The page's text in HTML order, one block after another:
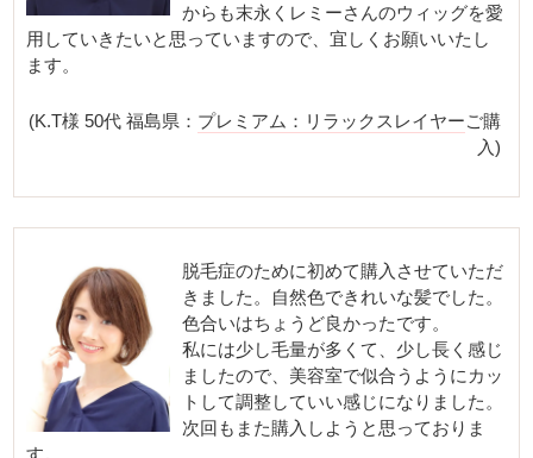
からも末永くレミーさんのウィッグを愛
用していきたいと思っていますので、宜しくお願いいたし
ます。
(K.T様 50代 福島県： プレミアム：リラックスレイヤーご購
入)
脱毛症のために初めて購入させていただ
きました。自然色できれいな髪でした。
色合いはちょうど良かったです。
私には少し毛量が多くて、少し長く感じ
ましたので、美容室で似合うようにカッ
トして調整していい感じになりました。
次回もまた購入しようと思っておりま